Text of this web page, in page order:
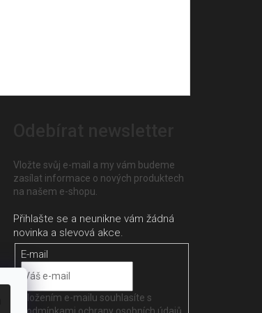
Vložte svůj e-mail a my vám budeme
zasílat informace o nových produktech
na našem e-shopu.
E-mail
Vložením e-mailu souhlasíte s